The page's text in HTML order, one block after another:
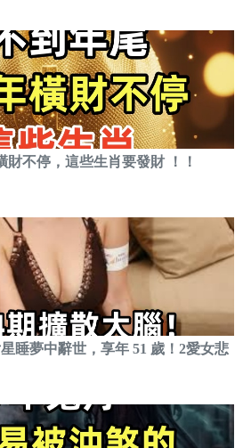
不停，這些生肖要發財 ！！
睡夢中辭世，享年 51 歲！2愛女悲